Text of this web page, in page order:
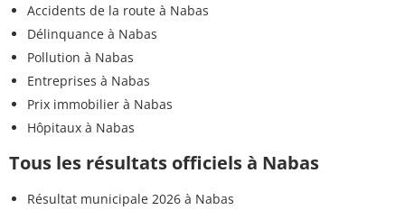
Accidents de la route à Nabas
Délinquance à Nabas
Pollution à Nabas
Entreprises à Nabas
Prix immobilier à Nabas
Hôpitaux à Nabas
Tous les résultats officiels à Nabas
Résultat municipale 2026 à Nabas